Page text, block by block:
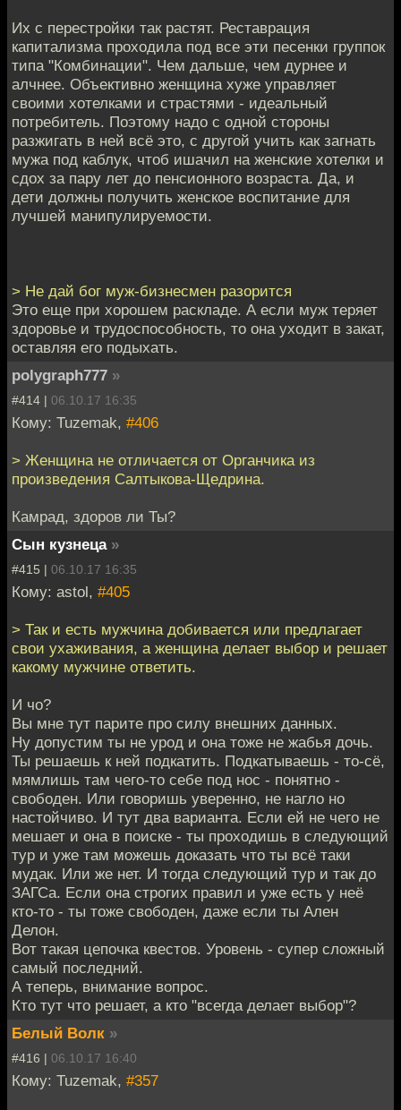
Их с перестройки так растят. Реставрация
капитализма проходила под все эти песенки группок
типа "Комбинации". Чем дальше, чем дурнее и
алчнее. Объективно женщина хуже управляет
своими хотелками и страстями - идеальный
потребитель. Поэтому надо с одной стороны
разжигать в ней всё это, с другой учить как загнать
мужа под каблук, чтоб ишачил на женские хотелки и
сдох за пару лет до пенсионного возраста. Да, и
дети должны получить женское воспитание для
лучшей манипулируемости.
> Не дай бог муж-бизнесмен разорится
Это еще при хорошем раскладе. А если муж теряет
здоровье и трудоспособность, то она уходит в закат,
оставляя его подыхать.
polygraph777 »
#414 | 06.10.17 16:35
Кому: Tuzemak, #406
> Женщина не отличается от Органчика из
произведения Салтыкова-Щедрина.
Камрад, здоров ли Ты?
Сын кузнеца »
#415 | 06.10.17 16:35
Кому: astol, #405
> Так и есть мужчина добивается или предлагает
свои ухаживания, а женщина делает выбор и решает
какому мужчине ответить.
И чо?
Вы мне тут парите про силу внешних данных.
Ну допустим ты не урод и она тоже не жабья дочь.
Ты решаешь к ней подкатить. Подкатываешь - то-сё,
мямлишь там чего-то себе под нос - понятно -
свободен. Или говоришь уверенно, не нагло но
настойчиво. И тут два варианта. Если ей не чего не
мешает и она в поиске - ты проходишь в следующий
тур и уже там можешь доказать что ты всё таки
мудак. Или же нет. И тогда следующий тур и так до
ЗАГСа. Если она строгих правил и уже есть у неё
кто-то - ты тоже свободен, даже если ты Ален
Делон.
Вот такая цепочка квестов. Уровень - супер сложный
самый последний.
А теперь, внимание вопрос.
Кто тут что решает, а кто "всегда делает выбор"?
Белый Волк »
#416 | 06.10.17 16:40
Кому: Tuzemak, #357